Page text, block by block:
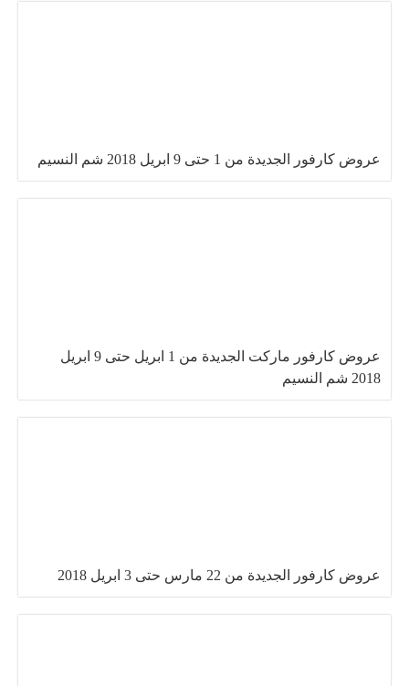
عروض كارفور الجديدة من 1 حتى 9 ابريل 2018 شم النسيم
عروض كارفور ماركت الجديدة من 1 ابريل حتى 9 ابريل
2018 شم النسيم
عروض كارفور الجديدة من 22 مارس حتى 3 ابريل 2018